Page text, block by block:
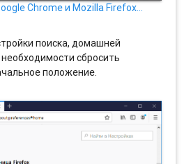
Chrome и Mozilla Firefox…
поиска, домашней
сбросить
положение.